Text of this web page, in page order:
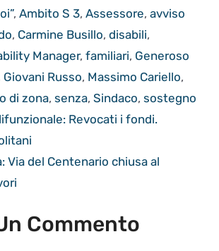
,Ambito S 3,Assessore,avviso
, Carmine Busillo, disabili,
Manager, familiari, Generoso
Giovani Russo, Massimo Cariello,
di zona, senza, Sindaco, sostegno
Revocati i fondi.
Via del Centenario chiusa al
Commento